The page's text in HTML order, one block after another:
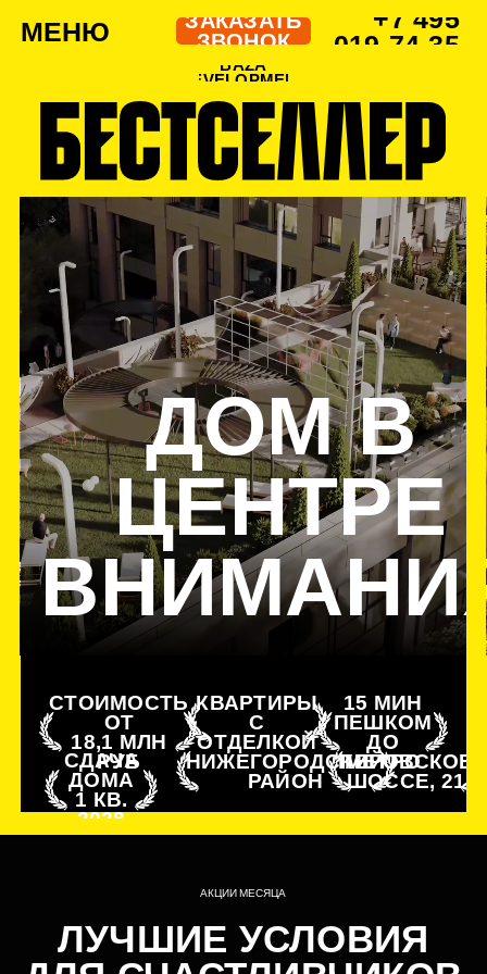
DEVELOPMENT
МЕНЮ +7 495
019-74-35
ЗАКАЗАТЬ
ЗВОНОК
15 МИН
ПЕШКОМ
ДО
МЕТРО
ПЕРОВСКОЕ
ШОССЕ, 21
КВАРТИРЫ
С
ОТДЕЛКОЙ
НИЖЕГОРОДСКИЙ
СДАЧА
ДОМА
1 КВ.
СТОИМОСТЬ
ОТ
18,1 МЛН
РУБ
ДОМ В
ЦЕНТРЕ
ВНИМАНИЯ
АКЦИИ МЕСЯЦА
ЛУЧШИЕ УСЛОВИЯ
ДЛЯ СЧАСТЛИВЧИКОВ